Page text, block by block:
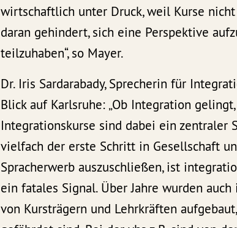
wirtschaftlich unter Druck, weil Kurse
daran gehindert, sich eine Perspektive
teilzuhaben“, so Mayer.
Dr. Iris Sardarabady, Sprecherin für
Blick auf Karlsruhe: „Ob Integration
Integrationskurse sind dabei ein zentraler
vielfach der erste Schritt in Gesellschaft
Spracherwerb auszuschließen, ist
ein fatales Signal. Über Jahre wurden
von Kursträgern und Lehrkräften